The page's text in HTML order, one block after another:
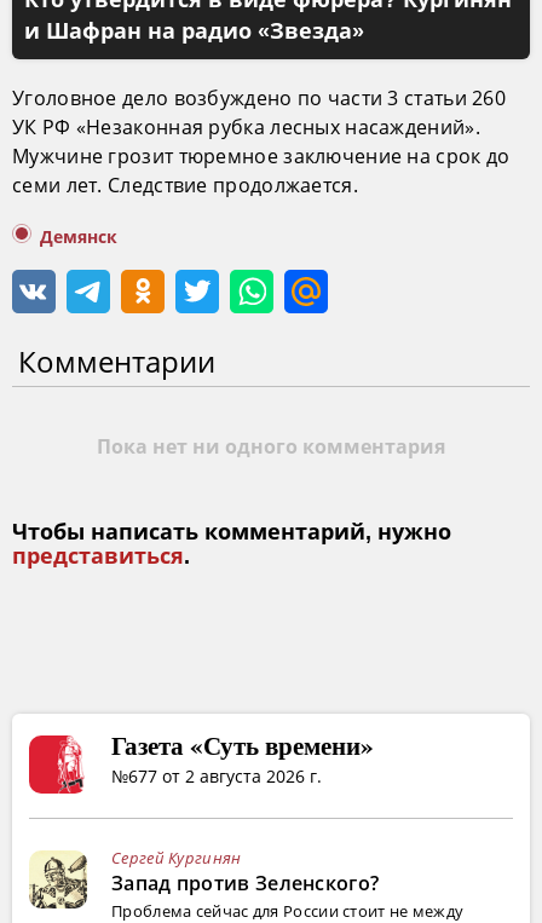
и Шафран на радио «Звезда»
Уголовное дело возбуждено по части 3 статьи 260
УК РФ «Незаконная рубка лесных насаждений».
Мужчине грозит тюремное заключение на срок до
семи лет. Следствие продолжается.
Демянск
Комментарии
Пока нет ни одного комментария
Чтобы написать комментарий, нужно
представиться.
Газета «Суть времени»
№677 от 2 августа 2026 г.
Сергей Кургинян
Запад против Зеленского?
Проблема сейчас для России стоит не между